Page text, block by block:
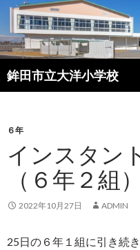
鉾田市立大洋小学校
検
索
ン
へ
ッ
６年
インスタン
（６年２組）
2022年10月27日 ADMIN
25日の６年１組に引き続